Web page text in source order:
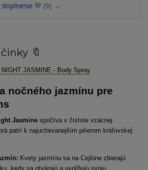
💛 9
🔖
JASMINE - Body Spray
nočného jazmínu pre
Jasmine spočíva v čistote vzácnej
patrí k najuctievanejším pilierom kráľovskej
Kvety jazmínu sa na Cejlóne zbierajú
kedy sa otvárajú a uvoľňujú svoju